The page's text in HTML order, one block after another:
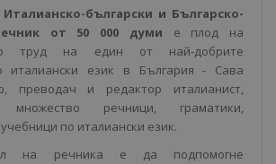
български и Българско-
от 50 000 думи е плод на
труд на един от най-добрите
италиански език в България - Сава
преводач и редактор италианист,
речници, граматики,
по италиански език.
на речника е да подпомогне